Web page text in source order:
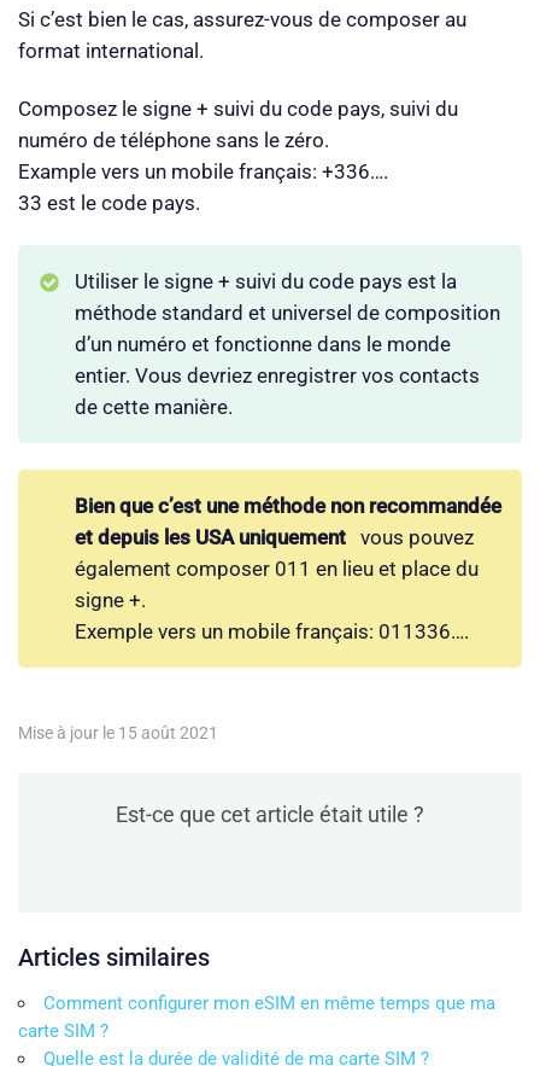
Si c’est bien le cas, assurez-vous de composer au
format international.
Composez le signe + suivi du code pays, suivi du
numéro de téléphone sans le zéro.
Example vers un mobile français: +336….
33 est le code pays.
Utiliser le signe + suivi du code pays est la
méthode standard et universel de composition
d’un numéro et fonctionne dans le monde
entier. Vous devriez enregistrer vos contacts
de cette manière.
Bien que c’est une méthode non recommandée
et depuis les USA uniquementvous pouvez
également composer 011 en lieu et place du
signe +.
Exemple vers un mobile français: 011336….
Mise à jour le 15 août 2021
Est-ce que cet article était utile ?
Articles similaires
Comment configurer mon eSIM en même temps que ma
carte SIM ?
Quelle est la durée de validité de ma carte SIM ?